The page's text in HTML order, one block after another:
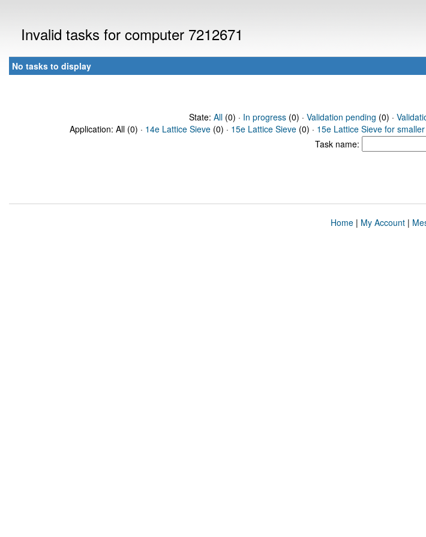
Invalid tasks for computer 7212671
No tasks to display
State: All(0) · In progress(0) · Validation pending (0) ·
Application: All (0) · 14e Lattice Sieve (0) · 15e Lattice Sieve (0) · 15e Lattice Sieve for
Task name:
Home| My Account|